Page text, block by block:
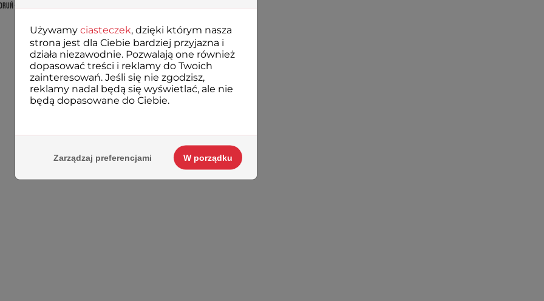
- BASIC
Używamy ciasteczek, dzięki którym nasza
strona jest dla Ciebie bardziej przyjazna i
działa niezawodnie. Pozwalają one również
dopasować treści i reklamy do Twoich
zainteresowań. Jeśli się nie zgodzisz,
reklamy nadal będą się wyświetlać, ale nie
będą dopasowane do Ciebie.
Zarządzaj preferencjami W porządku